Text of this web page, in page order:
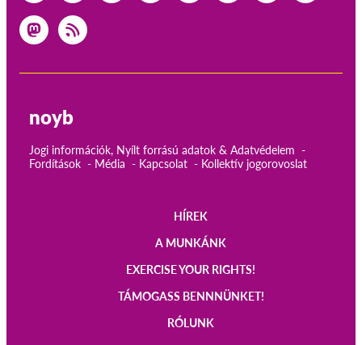
noyb
Jogi információk, Nyílt forrású adatok & Adatvédelem
Fordítások
Média Kapcsolat Kollektív jogorovoslat
HÍREK
A MUNKÁNK
EXERCISE YOUR RIGHTS!
TÁMOGASS BENNNÜNKET!
RÓLUNK